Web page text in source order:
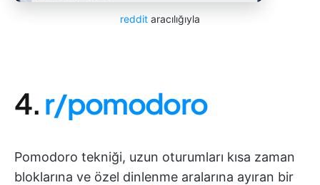
reddit aracılığıyla
4.r/pomodoro
Pomodoro tekniği, uzun oturumları kısa zaman
bloklarına ve özel dinlenme aralarına ayıran bir